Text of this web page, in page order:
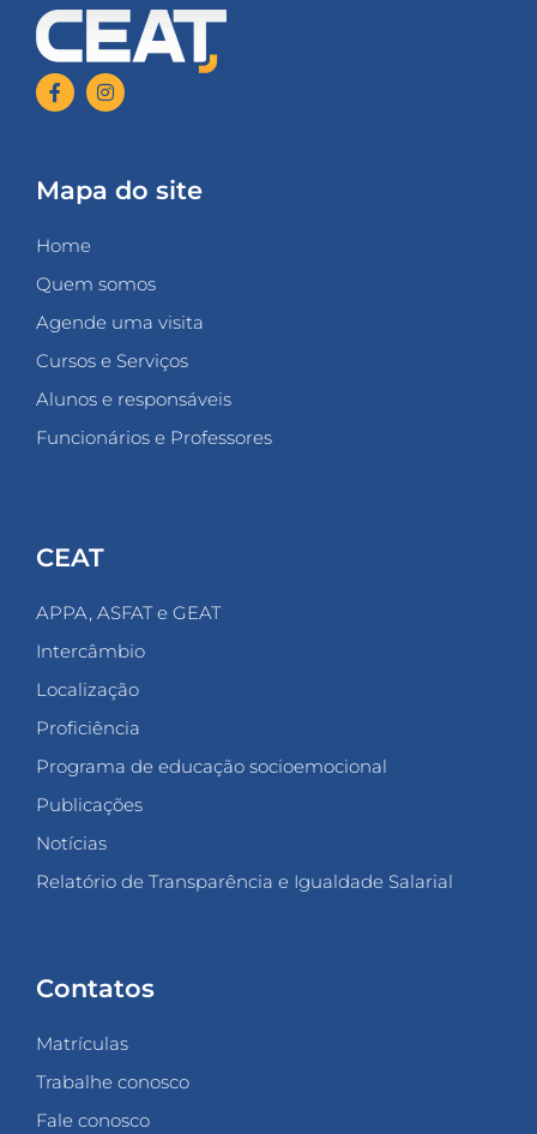
Mapa do site
Home
Quem somos
Agende uma visita
Cursos e Serviços
Alunos e responsáveis
Funcionários e Professores
CEAT
APPA, ASFAT e GEAT
Intercâmbio
Localização
Proficiência
Programa de educação socioemocional
Publicações
Notícias
Relatório de Transparência e Igualdade Salarial
Contatos
Matrículas
Trabalhe conosco
Fale conosco